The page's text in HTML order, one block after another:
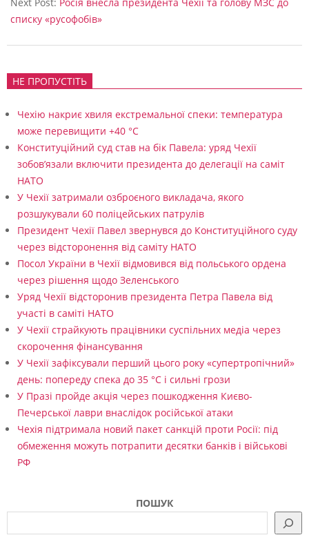
списку «русофобів»
НЕ ПРОПУСТІТЬ
Чехію накриє хвиля екстремальної спеки: температура
може перевищити +40 °C
Конституційний суд став на бік Павела: уряд Чехії
зобов’язали включити президента до делегації на саміт
НАТО
У Чехії затримали озброєного викладача, якого
розшукували 60 поліцейських патрулів
Президент Чехії Павел звернувся до Конституційного суду
через відсторонення від саміту НАТО
Посол України в Чехії відмовився від польського ордена
через рішення щодо Зеленського
Уряд Чехії відсторонив президента Петра Павела від
участі в саміті НАТО
У Чехії страйкують працівники суспільних медіа через
скорочення фінансування
У Чехії зафіксували перший цього року «супертропічний»
день: попереду спека до 35 °C і сильні грози
У Празі пройде акція через пошкодження Києво-
Печерської лаври внаслідок російської атаки
Чехія підтримала новий пакет санкцій проти Росії: під
обмеження можуть потрапити десятки банків і військові
РФ
ПОШУК